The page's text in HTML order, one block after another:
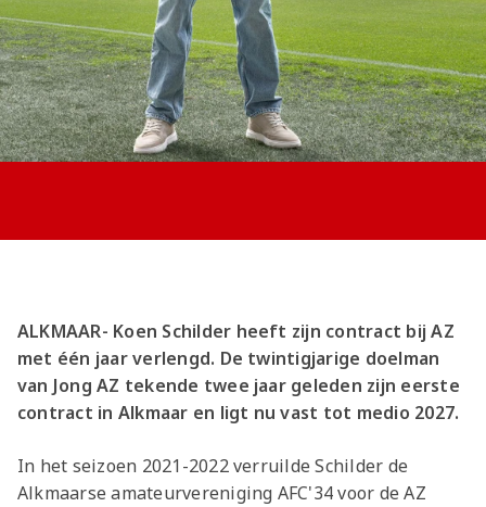
Jong AZ
Seizoenkaart
ALKMAAR- Koen Schilder heeft zijn contract bij AZ
met één jaar verlengd. De twintigjarige doelman
van Jong AZ tekende twee jaar geleden zijn eerste
contract in Alkmaar en ligt nu vast tot medio 2027.
In het seizoen 2021-2022 verruilde Schilder de
Alkmaarse amateurvereniging AFC'34 voor de AZ